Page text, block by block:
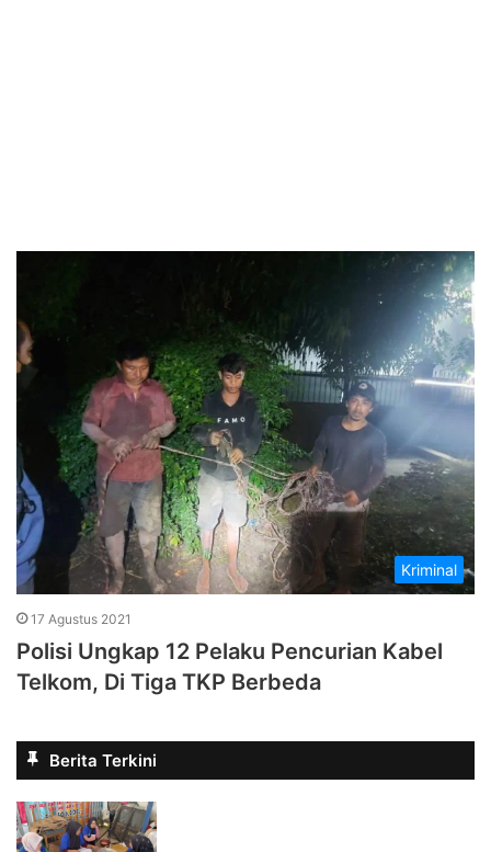
Kriminal
17 Agustus 2021
Polisi Ungkap 12 Pelaku Pencurian Kabel
Telkom, Di Tiga TKP Berbeda
Berita Terkini